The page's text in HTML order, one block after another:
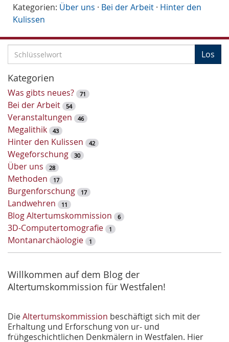
Kategorien: Über uns · Bei der Arbeit · Hinter den
Kulissen
c
h
l
ü
s
s
e
l
w
o
r
t
-
S
u
c
e
Los
Kategorien
Was gibts neues? 71
Bei der Arbeit 54
Veranstaltungen 46
Megalithik 43
Hinter den Kulissen 42
Wegeforschung 30
Über uns 28
Methoden 17
Burgenforschung 17
Landwehren 11
Blog Altertumskommission 6
3D-Computertomografie 1
Montanarchäologie 1
Willkommen auf dem Blog der
Altertumskommission für Westfalen!
DieAltertumskommission beschäftigt sich mit der
Erhaltung und Erforschung von ur- und
frühgeschichtlichen Denkmälern in Westfalen. Hier